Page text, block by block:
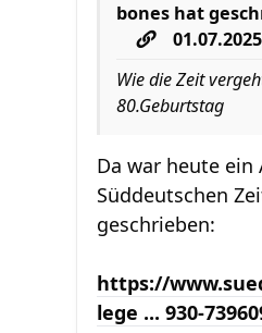
bones hat
Wie die Zeit
80.Geburtstag
Da war heute
Süddeutschen
geschrieben:
https://
lege ... 930-